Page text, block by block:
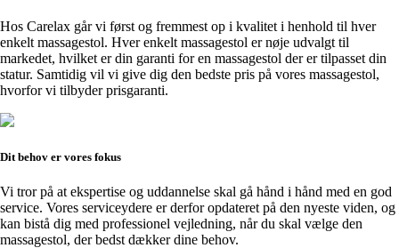
Hos Carelax går vi først og fremmest op i kvalitet i henhold til hver
enkelt massagestol. Hver enkelt massagestol er nøje udvalgt til
markedet, hvilket er din garanti for en massagestol der er tilpasset din
statur. Samtidig vil vi give dig den bedste pris på vores massagestol,
hvorfor vi tilbyder prisgaranti.
Dit behov er vores fokus
Vi tror på at ekspertise og uddannelse skal gå hånd i hånd med en god
service. Vores serviceydere er derfor opdateret på den nyeste viden, og
kan bistå dig med professionel vejledning, når du skal vælge den
massagestol, der bedst dækker dine behov.